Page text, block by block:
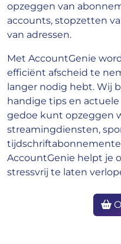
opzeggen van
accounts, stopzetten
van adressen.
Met AccountGenie
efficiënt afscheid te
langer nodig hebt. Wij
handige tips en
gedoe kunt opzeggen
streamingdiensten,
AccountGenie helpt je
stressvrij te laten